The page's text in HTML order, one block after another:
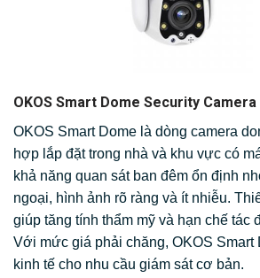
OKOS Smart Dome Security Camera
OKOS Smart Dome là dòng camera
hợp lắp đặt trong nhà và khu vực có
khả năng quan sát ban đêm ổn định
ngoại, hình ảnh rõ ràng và ít nhiễu.
giúp tăng tính thẩm mỹ và hạn chế tác
Với mức giá phải chăng, OKOS Smart
kinh tế cho nhu cầu giám sát cơ bản.